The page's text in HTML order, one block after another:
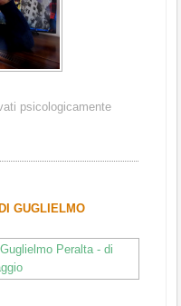
psicologicamente
GUGLIELMO